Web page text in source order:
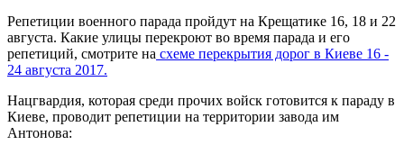
Репетиции военного парада пройдут на Крещатике 16, 18 и 22
августа. Какие улицы перекроют во время парада и его
репетиций, смотрите на схеме перекрытия дорог в Киеве 16 -
24 августа 2017.
Нацгвардия, которая среди прочих войск готовится к параду в
Киеве, проводит репетиции на территории завода им
Антонова: